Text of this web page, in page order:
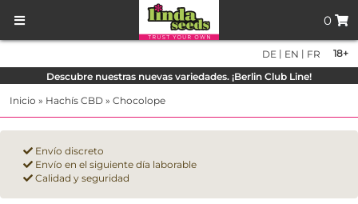
0
18+
DE | EN | FR
Descubre nuestras nuevas variedades. ¡Berlin Club Line!
Inicio » Hachís CBD » Chocolope
Envío discreto
Envío en el siguiente día laborable
Calidad y seguridad